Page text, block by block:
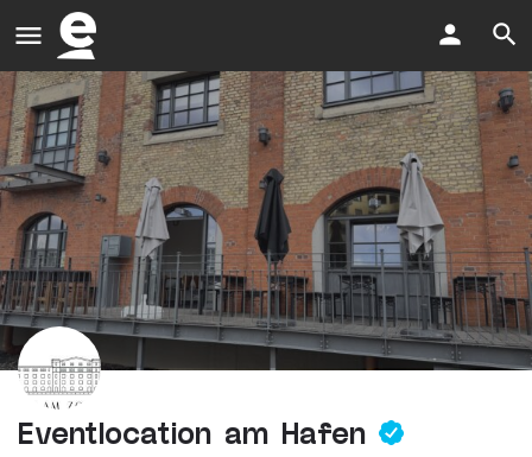
Eventlocation am Hafen